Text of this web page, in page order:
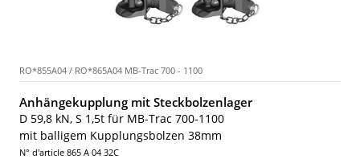
RO*855A04 / RO*865A04 MB-Trac 700 - 1100
Anhängekupplung mit Steckbolzenlager
D 59,8 kN, S 1,5t für MB-Trac 700-1100
mit balligem Kupplungsbolzen 38mm
N° d'article 865 A 04 32C